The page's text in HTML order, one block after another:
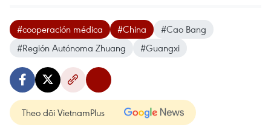
#cooperación médica #China
#Cao Bang
#Región Autónoma Zhuang
#Guangxi
Theo dõi VietnamPlus